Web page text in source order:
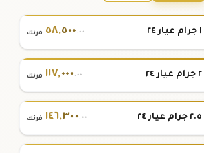
٥٨,٥٠٠ .٠٠ فرنك
١١٧,٠٠٠.٠٠ فرنك
١٤٦,٣٠٠.٠٠ فرنك